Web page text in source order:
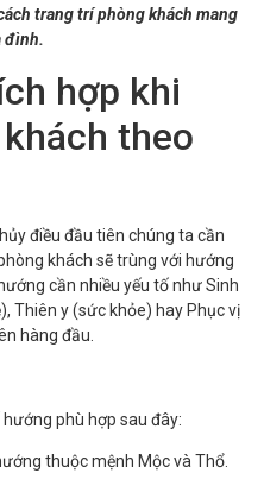
trang trí phòng khách mang
đình.
hợp khi
theo
điều đầu tiên chúng ta cần
khách sẽ trùng với hướng
cần nhiều yếu tố như Sinh
Thiên y (sức khỏe) hay Phục vị
hàng đầu.
phù hợp sau đây:
thuộc mệnh Mộc và Thổ.